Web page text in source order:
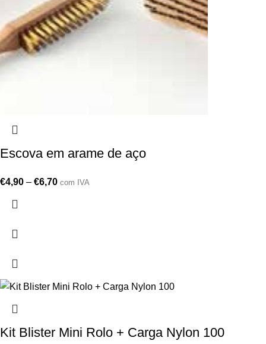
Escova em arame de aço
€4,90 – €6,70 com IVA
Kit Blister Mini Rolo + Carga Nylon 100